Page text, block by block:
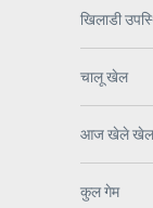
खिलाडी
चालू खेल
आज खेले खेल
कुल गेम